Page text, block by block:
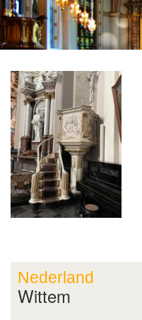
Nederland
Wittem